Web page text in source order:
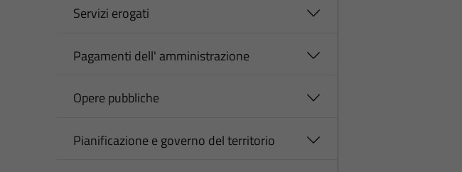
Servizi erogati
Pagamenti dell' amministrazione
Opere pubbliche
Pianificazione e governo del territorio